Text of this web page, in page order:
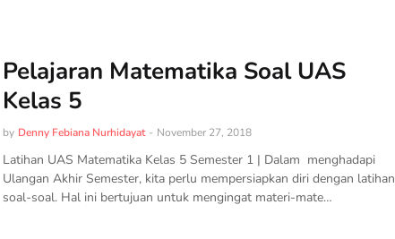
Pelajaran Matematika Soal UAS
Kelas 5
by Denny Febiana Nurhidayat - November 27, 2018
Latihan UAS Matematika Kelas 5 Semester 1 | Dalam menghadapi
Ulangan Akhir Semester, kita perlu mempersiapkan diri dengan latihan
soal-soal. Hal ini bertujuan untuk mengingat materi-mate…